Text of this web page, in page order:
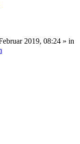
2019, 08:24 » in